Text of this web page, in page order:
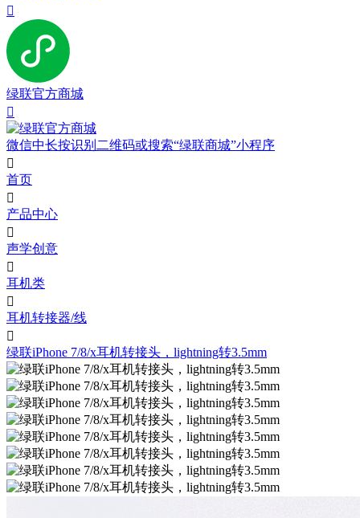

绿联官方商城

微信中长按识别二维码或搜索“绿联商城”小程序

首页

产品中心

声学创意

耳机类

耳机转接器/线

绿联iPhone 7/8/x耳机转接头，lightning转3.5mm